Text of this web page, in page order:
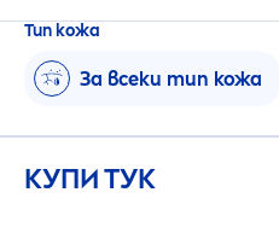
Тип кожа
За всеки тип кожа
КУПИ ТУК